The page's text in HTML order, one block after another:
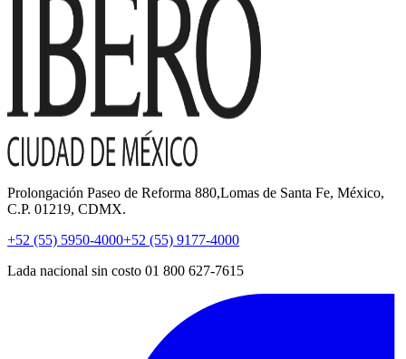
Prolongación Paseo de Reforma 880,Lomas de Santa Fe, México,
C.P. 01219, CDMX.
+52 (55) 5950-4000+52 (55) 9177-4000
Lada nacional sin costo 01 800 627-7615